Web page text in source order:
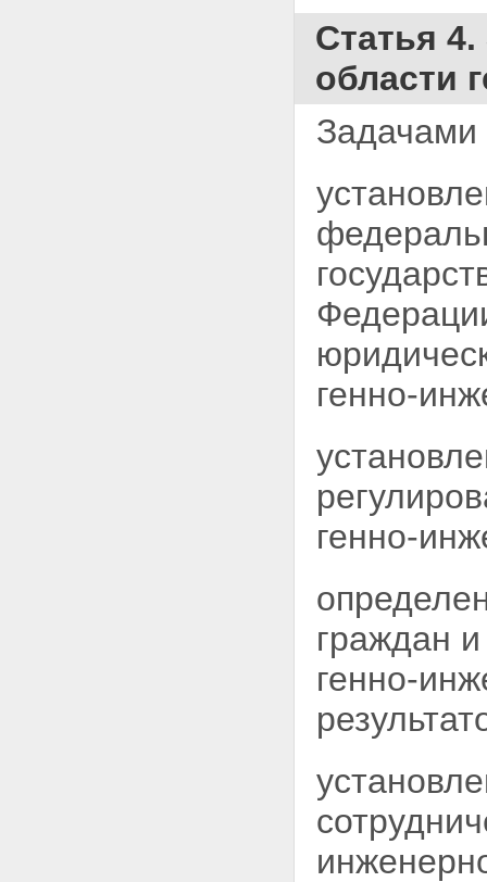
Статья
области
Задачами
генно-
генно-
граждан
генно-